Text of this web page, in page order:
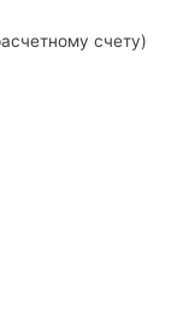
счету)